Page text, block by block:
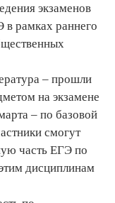
экзаменов
рамках раннего
– прошли
на экзамене
– по базовой
смогут
часть ЕГЭ по
дисциплинам